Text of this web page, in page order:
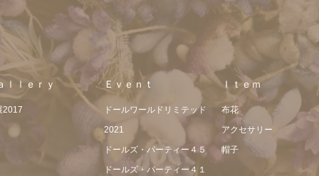
ｌｌｅｒｙ
2017
Ｅｖｅｎｔ
ドールワールドリミテッド
2021
ドールズ・パーティー４５
ドールズ・パーティー４１
Ｉｔｅｍ
布花
アクセサリー
帽子